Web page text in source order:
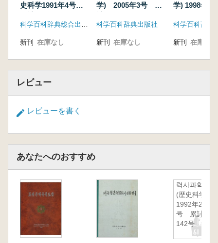
史科学1991年4号
新刊 在庫なし
学) 2005年3号 累
科学百科辞典出版社
新刊 在庫なし
学) 1998年3
新刊 在庫なし
レビュー
レビューを書く
あなたへのおすすめ
력사과학
(歴史科学)
1992年2
号 累計
142号